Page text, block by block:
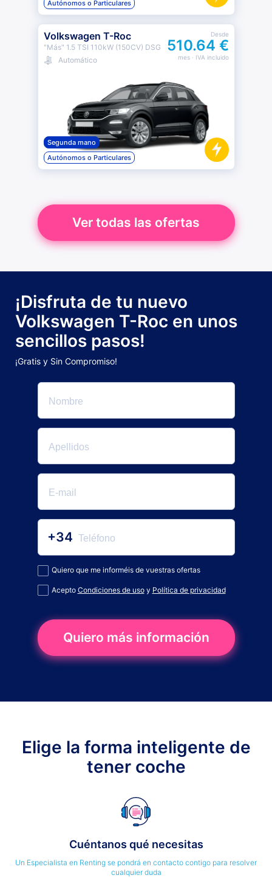
Autónomos o Particulares
Volkswagen T-Roc
"Más" 1.5 TSI 110kW (150CV) DSG
Automático
Desde
510.64 €
mes· IVA incluido
Segunda mano
Autónomos o Particulares
Ver todas las ofertas
¡Disfruta de tu nuevo
Volkswagen T-Roc en unos
sencillos pasos!
¡Gratis y Sin Compromiso!
+34
Quiero que me informéis de vuestras ofertas
Acepto Condiciones de usoy Política de privacidad
Quiero más información
Elige la forma inteligente de
tener coche
Cuéntanos qué necesitas
Un Especialista en Renting se pondrá en contacto contigo para resolver
cualquier duda